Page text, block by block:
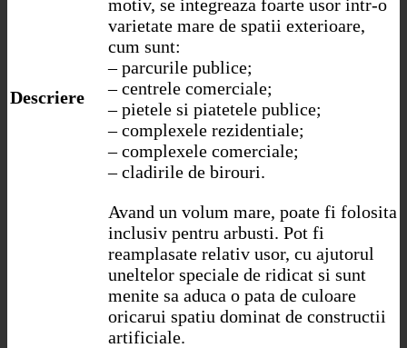
Descriere
motiv, se integreaza foarte usor intr-o
varietate mare de spatii exterioare,
cum sunt:
– parcurile publice;
– centrele comerciale;
– pietele si piatetele publice;
– complexele rezidentiale;
– complexele comerciale;
– cladirile de birouri.
Avand un volum mare, poate fi folosita
inclusiv pentru arbusti. Pot fi
reamplasate relativ usor, cu ajutorul
uneltelor speciale de ridicat si sunt
menite sa aduca o pata de culoare
oricarui spatiu dominat de constructii
artificiale.